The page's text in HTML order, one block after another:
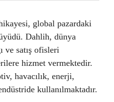
global pazardaki
Dahlih, dünya
ve satış ofisleri
hizmet vermektedir.
havacılık, enerji,
kullanılmaktadır.